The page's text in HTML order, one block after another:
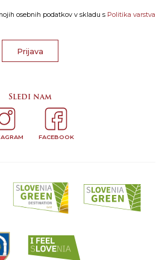
osebnih podatkov v skladu s Politika varstva
Prijava
Sledi nam
FACEBOOK